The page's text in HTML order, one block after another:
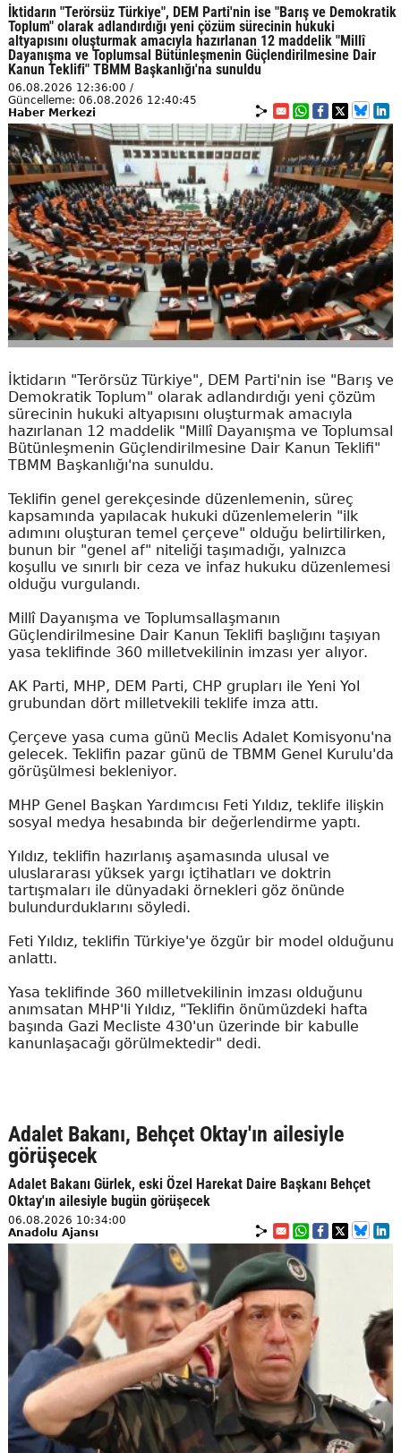
İktidarın "Terörsüz Türkiye", DEM Parti'nin ise "Barış ve Demokratik
Toplum" olarak adlandırdığı yeni çözüm sürecinin hukuki
altyapısını oluşturmak amacıyla hazırlanan 12 maddelik "Millî
Dayanışma ve Toplumsal Bütünleşmenin Güçlendirilmesine Dair
Kanun Teklifi" TBMM Başkanlığı'na sunuldu
06.08.2026 12:36:00 /
Güncelleme: 06.08.2026 12:40:45
Haber Merkezi
İktidarın "Terörsüz Türkiye", DEM Parti'nin ise "Barış ve
Demokratik Toplum" olarak adlandırdığı yeni çözüm
sürecinin hukuki altyapısını oluşturmak amacıyla
hazırlanan 12 maddelik "Millî Dayanışma ve Toplumsal
Bütünleşmenin Güçlendirilmesine Dair Kanun Teklifi"
TBMM Başkanlığı'na sunuldu.
Teklifin genel gerekçesinde düzenlemenin, süreç
kapsamında yapılacak hukuki düzenlemelerin "ilk
adımını oluşturan temel çerçeve" olduğu belirtilirken,
bunun bir "genel af" niteliği taşımadığı, yalnızca
koşullu ve sınırlı bir ceza ve infaz hukuku düzenlemesi
olduğu vurgulandı.
Millî Dayanışma ve Toplumsallaşmanın
Güçlendirilmesine Dair Kanun Teklifi başlığını taşıyan
yasa teklifinde 360 milletvekilinin imzası yer alıyor.
AK Parti, MHP, DEM Parti, CHP grupları ile Yeni Yol
grubundan dört milletvekili teklife imza attı.
Çerçeve yasa cuma günü Meclis Adalet Komisyonu'na
gelecek. Teklifin pazar günü de TBMM Genel Kurulu'da
görüşülmesi bekleniyor.
MHP Genel Başkan Yardımcısı Feti Yıldız, teklife ilişkin
sosyal medya hesabında bir değerlendirme yaptı.
Yıldız, teklifin hazırlanış aşamasında ulusal ve
uluslararası yüksek yargı içtihatları ve doktrin
tartışmaları ile dünyadaki örnekleri göz önünde
bulundurduklarını söyledi.
Feti Yıldız, teklifin Türkiye'ye özgür bir model olduğunu
anlattı.
Yasa teklifinde 360 milletvekilinin imzası olduğunu
anımsatan MHP'li Yıldız, "Teklifin önümüzdeki hafta
başında Gazi Mecliste 430'un üzerinde bir kabulle
kanunlaşacağı görülmektedir" dedi.
Adalet Bakanı, Behçet Oktay'ın ailesiyle
görüşecek
Adalet Bakanı Gürlek, eski Özel Harekat Daire Başkanı Behçet
Oktay'ın ailesiyle bugün görüşecek
06.08.2026 10:34:00
Anadolu Ajansı